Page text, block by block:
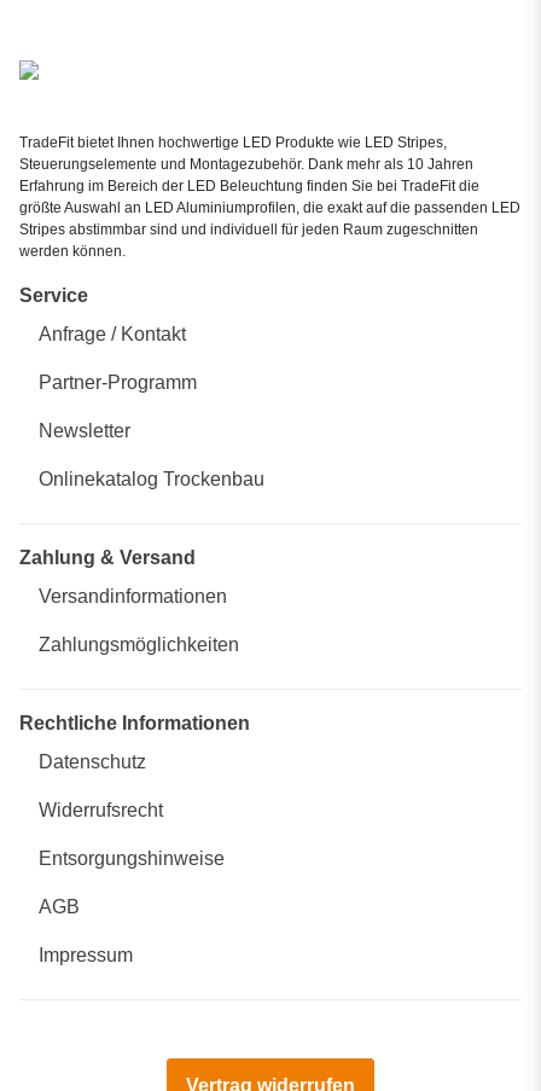
TradeFit bietet Ihnen hochwertige LED Produkte wie LED Stripes,
Steuerungselemente und Montagezubehör. Dank mehr als 10 Jahren
Erfahrung im Bereich der LED Beleuchtung finden Sie bei TradeFit die
größte Auswahl an LED Aluminiumprofilen, die exakt auf die passenden LED
Stripes abstimmbar sind und individuell für jeden Raum zugeschnitten
werden können.
Service
Anfrage / Kontakt
Partner-Programm
Newsletter
Onlinekatalog Trockenbau
Zahlung & Versand
Versandinformationen
Zahlungsmöglichkeiten
Rechtliche Informationen
Datenschutz
Widerrufsrecht
Entsorgungshinweise
AGB
Impressum
Vertrag widerrufen